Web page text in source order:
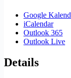
Google
iCalendar
Outlook 365
Outlook Live
Details